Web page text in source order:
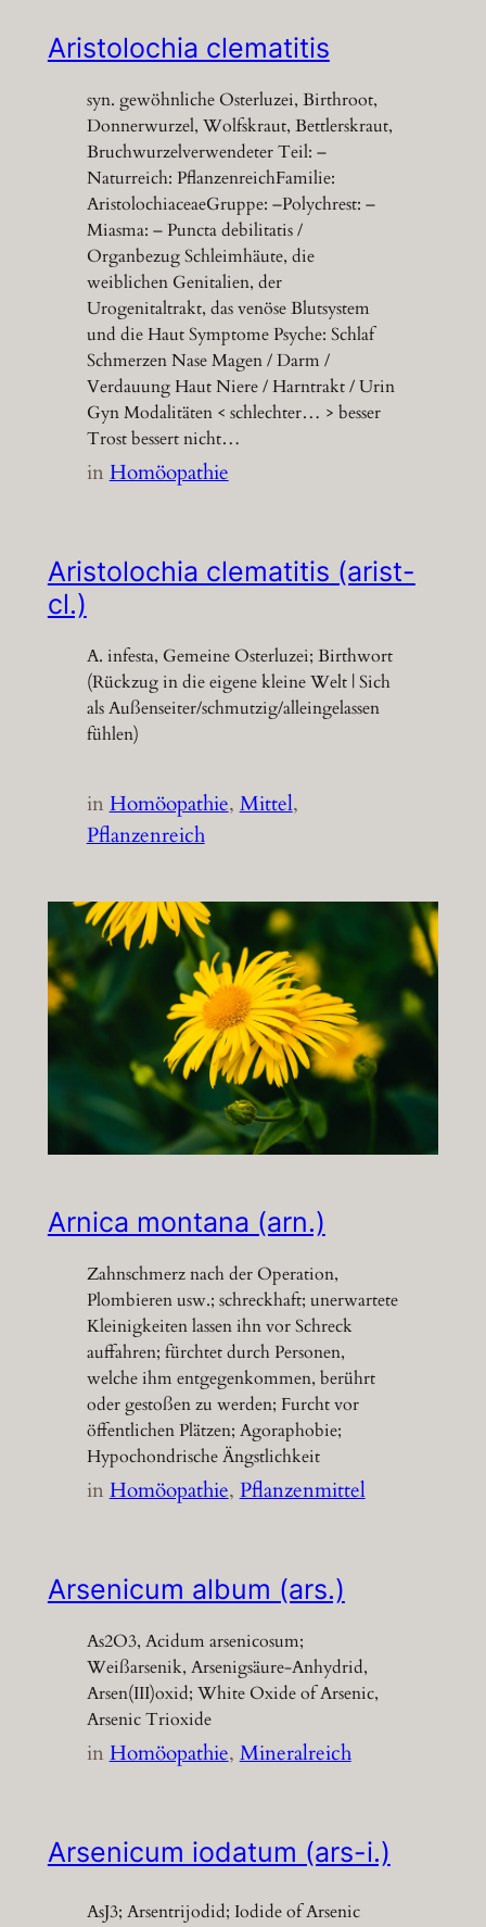
Aristolochia clematitis
syn. gewöhnliche Osterluzei, Birthroot,
Donnerwurzel, Wolfskraut, Bettlerskraut,
Bruchwurzelverwendeter Teil: –
Naturreich: PflanzenreichFamilie:
AristolochiaceaeGruppe: –Polychrest: –
Miasma: – Puncta debilitatis /
Organbezug Schleimhäute, die
weiblichen Genitalien, der
Urogenitaltrakt, das venöse Blutsystem
und die Haut Symptome Psyche: Schlaf
Schmerzen Nase Magen / Darm /
Verdauung Haut Niere / Harntrakt / Urin
Gyn Modalitäten < schlechter… > besser
Trost bessert nicht…
inHomöopathie
Aristolochia clematitis (arist-
cl.)
A. infesta, Gemeine Osterluzei; Birthwort
(Rückzug in die eigene kleine Welt | Sich
als Außenseiter/schmutzig/alleingelassen
fühlen)
inHomöopathie, Mittel
Pflanzenreich
Arnica montana (arn.)
Zahnschmerz nach der Operation,
Plombieren usw.; schreckhaft; unerwartete
Kleinigkeiten lassen ihn vor Schreck
auffahren; fürchtet durch Personen,
welche ihm entgegenkommen, berührt
oder gestoßen zu werden; Furcht vor
öffentlichen Plätzen; Agoraphobie;
Hypochondrische Ängstlichkeit
inHomöopathie, Pflanzenmittel
Arsenicum album (ars.)
As2O3, Acidum arsenicosum;
Weißarsenik, Arsenigsäure-Anhydrid,
Arsen(III)oxid; White Oxide of Arsenic,
Arsenic Trioxide
inHomöopathie, Mineralreich
Arsenicum iodatum (ars-i.)
AsJ3; Arsentrijodid; Iodide of Arsenic